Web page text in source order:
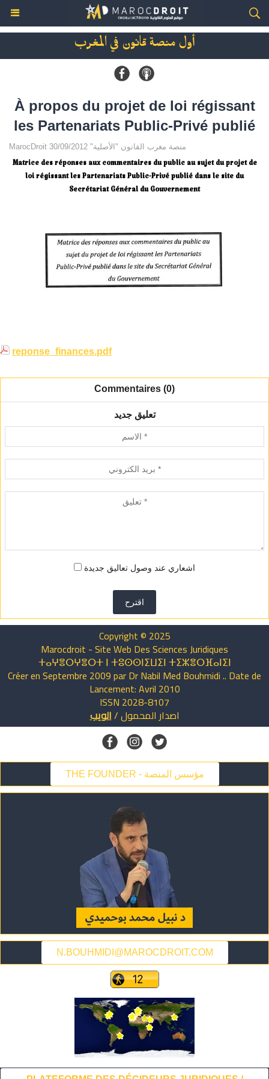
أول منصة قانون في المغرب
À propos du projet de loi régissant
les Partenariats Public-Privé publié
MarocDroit منصة مغرب القانون "الأصلية" 30/09/2012
Matrice des réponses aux commentaires du public au sujet du projet de
loi régissant les Partenariats Public-Privé publié dans le site du
Secrétariat Général du Gouvernement
reponse_finances.pdf
Commentaires (0)
تعليق جديد
اشعاري عند وصول تعاليق جديدة
اقترح
Copyright © 2025
Marocdroit - Site Web Des Sciences Juridiques
ⵜⴰⵖⴻⵔⵖⴻⵔⵜ ⵏ ⵜⵓⵙⵙⵏⵉⵡⵉⵏ ⵜⵉⵣⴻⵔⴼⴰⵏⵉⵏ
Créer en Septembre 2009 par Dr Nabil Med Bouhmidi .. Date de
Lancement: Avril 2010
ISSN 2028-8107
اصدار المحمول/الويب
THE FOUNDER - مؤسس المنصة
N.BOUHMIDI@MAROCDROIT.COM